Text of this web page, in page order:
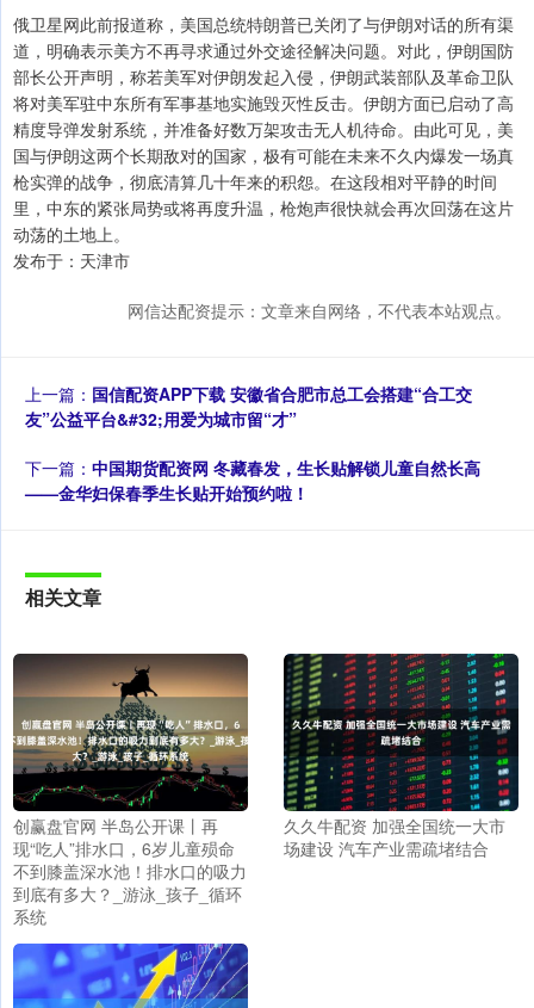
俄卫星网此前报道称，美国总统特朗普已关闭了与伊朗对话的所有渠
道，明确表示美方不再寻求通过外交途径解决问题。对此，伊朗国防
部长公开声明，称若美军对伊朗发起入侵，伊朗武装部队及革命卫队
将对美军驻中东所有军事基地实施毁灭性反击。伊朗方面已启动了高
精度导弹发射系统，并准备好数万架攻击无人机待命。由此可见，美
国与伊朗这两个长期敌对的国家，极有可能在未来不久内爆发一场真
枪实弹的战争，彻底清算几十年来的积怨。在这段相对平静的时间
里，中东的紧张局势或将再度升温，枪炮声很快就会再次回荡在这片
动荡的土地上。
发布于：天津市
网信达配资提示：文章来自网络，不代表本站观点。
上一篇： 国信配资APP下载 安徽省合肥市总工会搭建“合工交
友”公益平台&#32;用爱为城市留“才”
下一篇： 中国期货配资网 冬藏春发，生长贴解锁儿童自然长高
——金华妇保春季生长贴开始预约啦！
相关文章
创赢盘官网 半岛公开课丨再
现“吃人”排水口，6岁儿童殒命
不到膝盖深水池！排水口的吸力
到底有多大？_游泳_孩子_循环
系统
久久牛配资 加强全国统一大市
场建设 汽车产业需疏堵结合